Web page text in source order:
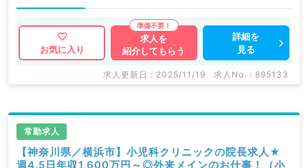
お気に入り
求人を
紹介してもらう
詳細を
見る
求人更新日 : 2025/11/19 求人No. : 895133
常勤求人
【神奈川県／横浜市】小児科クリニックの院長求人★
週4.5日年収1,600万円～◎外来メインのお仕事！（小